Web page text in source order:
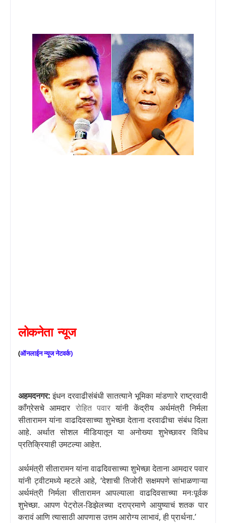
लोकनेता न्यूज
(ऑनलाईनन्यूजनेटवर्क)
अहमदनगर: इंधन दरवाढीसंबंधी सातत्याने भूमिका मांडणारे राष्ट्रवादी
काँग्रेसचे आमदार रोहित पवारयांनी केंद्रीय अर्थमंत्री निर्मला
सीतारामन यांना वाढदिवसाच्या शुभेच्छा देताना दरवाढीचा संबंध दिला
आहे. अर्थात सोशल मीडियातून या अनोख्या शुभेच्छावर विविध
प्रतिक्रियाही उमटल्या आहेत.
अर्थमंत्री सीतारामन यांना वाढदिवसाच्या शुभेच्छा देताना आमदार पवार
यांनी ट्वीटमध्ये म्हटले आहे, ‘देशाची तिजोरी सक्षमपणे सांभाळणाऱ्या
अर्थमंत्री निर्मला सीतारामन आपल्याला वाढदिवसाच्या मनःपूर्वक
शुभेच्छा. आपण पेट्रोल-डिझेलच्या दराप्रमाणे आयुष्याचं शतक पार
करावं आणि त्यासाठी आपणास उत्तम आरोग्य लाभावं,ही प्रार्थना.’